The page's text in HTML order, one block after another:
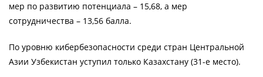
мер по развитию потенциала – 15,68, а мер
сотрудничества – 13,56 балла.
По уровню кибербезопасности среди стран Центральной
Азии Узбекистан уступил только Казахстану (31-е место).